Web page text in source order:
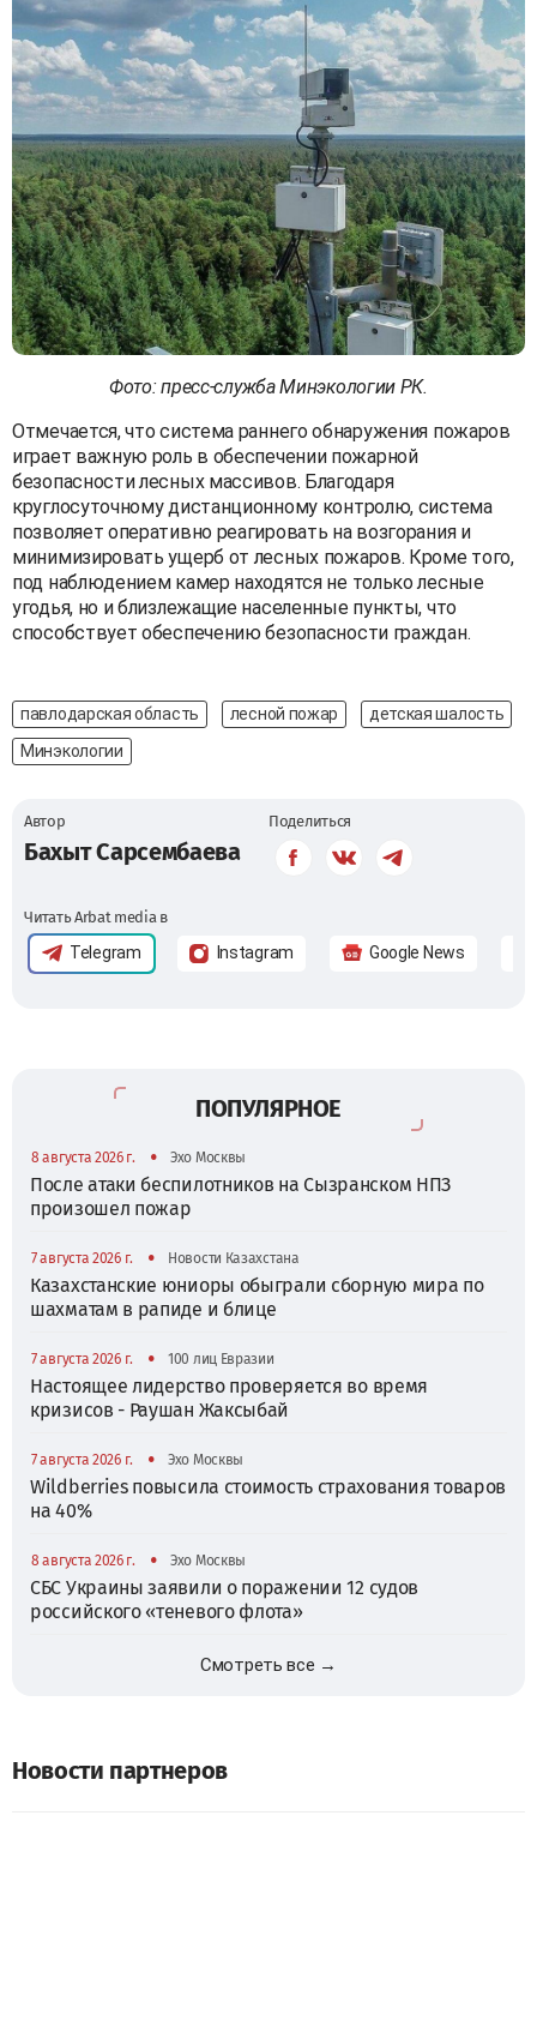
Фото: пресс-служба Минэкологии РК.
Отмечается, что система раннего обнаружения пожаров
играет важную роль в обеспечении пожарной
безопасности лесных массивов. Благодаря
круглосуточному дистанционному контролю, система
позволяет оперативно реагировать на возгорания и
минимизировать ущерб от лесных пожаров. Кроме того,
под наблюдением камер находятся не только лесные
угодья, но и близлежащие населенные пункты, что
способствует обеспечению безопасности граждан.
павлодарская область лесной пожар
детская шалость
Минэкологии
Автор
Бахыт Сарсембаева
Поделиться
Читать Arbat media в
Telegram Instagram Google News
ПОПУЛЯРНОЕ
8 августа 2026 г. • Эхо Москвы
После атаки беспилотников на Сызранском НПЗ
произошел пожар
7 августа 2026 г. • Новости Казахстана
Казахстанские юниоры обыграли сборную мира по
шахматам в рапиде и блице
7 августа 2026 г. • 100 лиц Евразии
Настоящее лидерство проверяется во время
кризисов - Раушан Жаксыбай
7 августа 2026 г. • Эхо Москвы
Wildberries повысила стоимость страхования товаров
на 40%
8 августа 2026 г. • Эхо Москвы
СБС Украины заявили о поражении 12 судов
российского «теневого флота»
Смотреть все →
Новости партнеров